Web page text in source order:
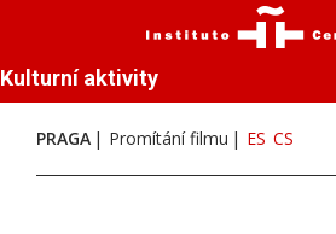
Kulturní aktivity
PRAGA Promítání filmu ES CS